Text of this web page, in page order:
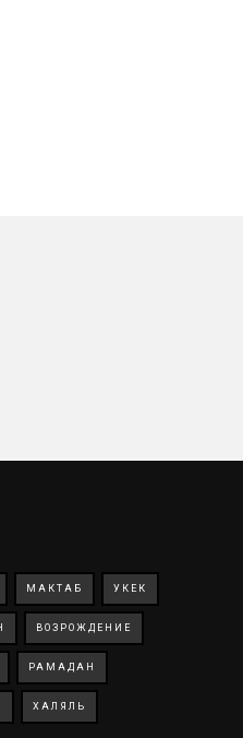
МАКТАБ УКЕК
ВОЗРОЖДЕНИЕ
РАМАДАН
ХАЛЯЛЬ